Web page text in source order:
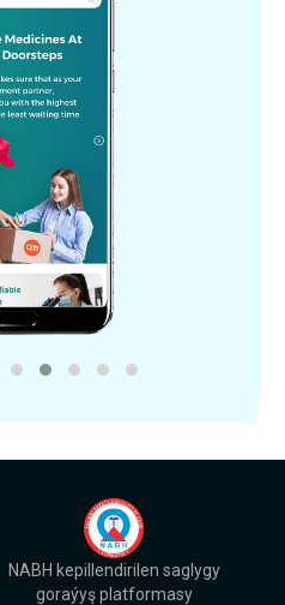
NABH kepillendirilen saglygy
goraýyş platformasy